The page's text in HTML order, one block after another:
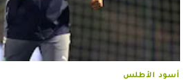
أسود الأطلس